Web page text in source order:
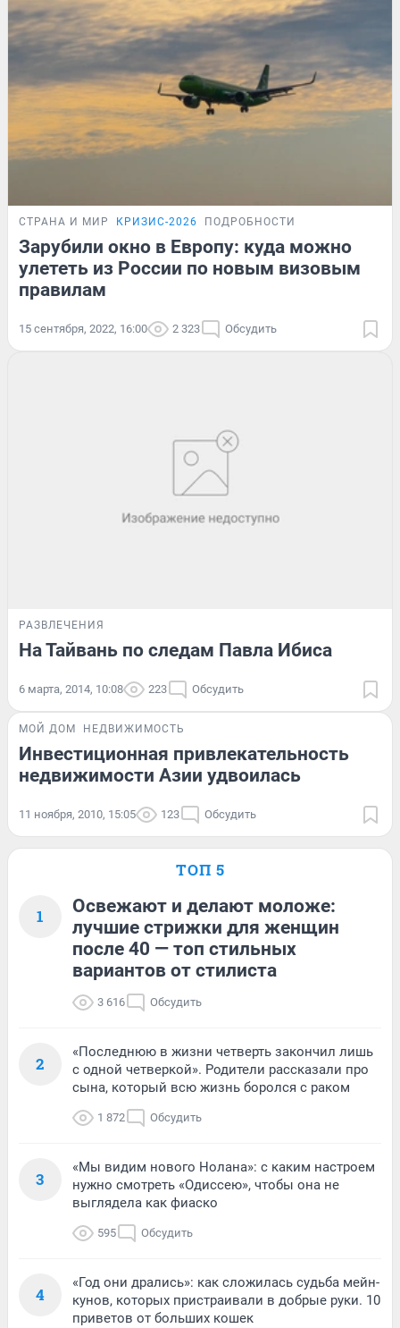
СТРАНА И МИР КРИЗИС-2026 ПОДРОБНОСТИ
Зарубили окно в Европу: куда можно
улететь из России по новым визовым
правилам
15 сентября, 2022, 16:00 2 323 Обсудить
РАЗВЛЕЧЕНИЯ
На Тайвань по следам Павла Ибиса
6 марта, 2014, 10:08 223 Обсудить
МОЙ ДОМ НЕДВИЖИМОСТЬ
Инвестиционная привлекательность
недвижимости Азии удвоилась
11 ноября, 2010, 15:05 123 Обсудить
ТОП 5
1
Освежают и делают моложе:
лучшие стрижки для женщин
после 40 — топ стильных
вариантов от стилиста
3 616 Обсудить
2
«Последнюю в жизни четверть закончил лишь
с одной четверкой». Родители рассказали про
сына, который всю жизнь боролся с раком
1 872 Обсудить
3
«Мы видим нового Нолана»: с каким настроем
нужно смотреть «Одиссею», чтобы она не
выглядела как фиаско
595 Обсудить
4
«Год они дрались»: как сложилась судьба мейн-
кунов, которых пристраивали в добрые руки. 10
приветов от больших кошек